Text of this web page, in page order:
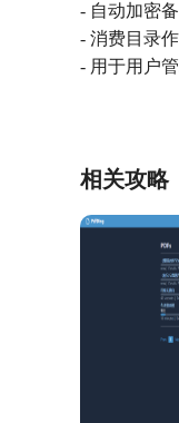
- 自动加密
- 消费目录
- 用于用户
相关攻略